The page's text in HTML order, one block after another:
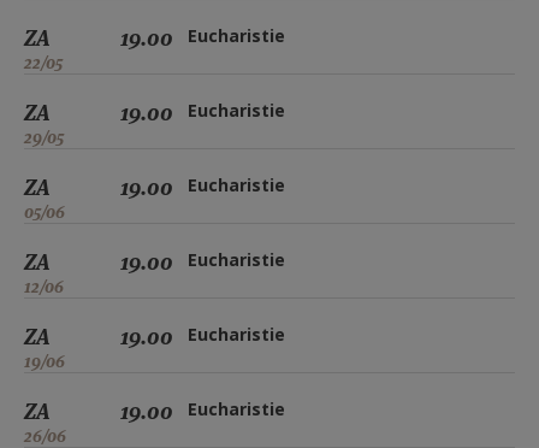
ZA
22/05
19.00 Eucharistie
ZA
29/05
19.00 Eucharistie
ZA
05/06
19.00 Eucharistie
ZA
12/06
19.00 Eucharistie
ZA
19/06
19.00 Eucharistie
ZA
26/06
19.00 Eucharistie